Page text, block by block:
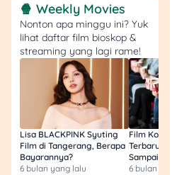
Xiang Lou di Hotel
Movenpick dengan
minimal transaksi
Rp2 juta.
Voucher Rp100 ribu
khusus pembelian
whole cake di 717
Creamery.
Berlaku untuk
Christmas/New Year
Dining & Room
🍿 Weekly Movies
Nonton apa minggu ini? Yuk
lihat daftar film bioskop &
streaming yang lagi rame!
Lisa BLACKPINK Syuting
Film di Tangerang, Berapa
Bayarannya?
6 bulan yang lalu
Film Komedi
Terbaru 2026,
Sampai Sakit
6 bulan yang